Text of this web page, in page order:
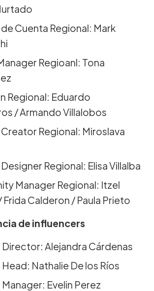
Cuenta Regional: Mark
Regioanl: Tona
Regional: Eduardo
/ Armando Villalobos
Regional: Miroslava
Regional: Elisa Villalba
Manager Regional: Itzel
Frida Calderon / Paula Prieto
de influencers
Alejandra Cárdenas
Nathalie De los Ríos
Evelin Perez